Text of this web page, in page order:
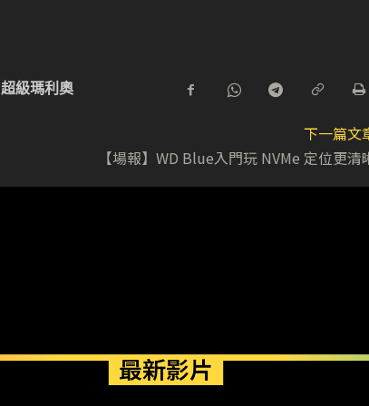
超級瑪利奧
下一篇文
【場報】WD Blue入門玩 NVMe 定位更清
最新影片